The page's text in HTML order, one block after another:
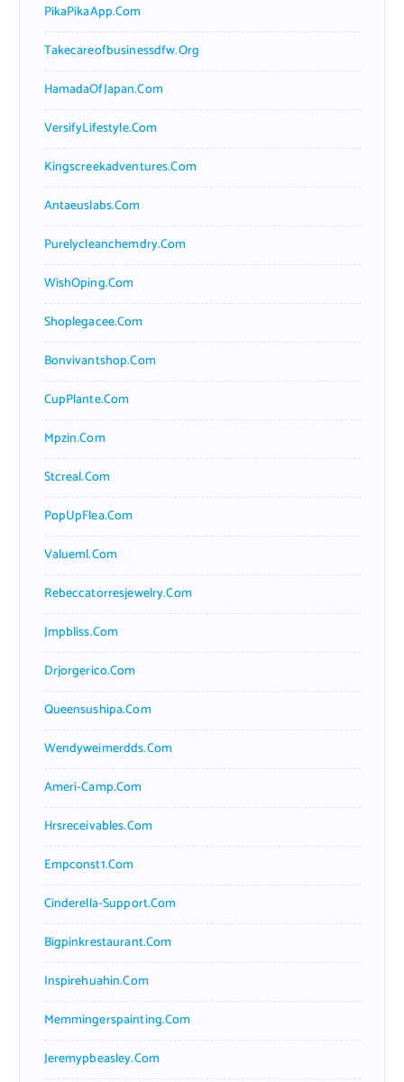
PikaPikaApp.com
Takecareofbusinessdfw.org
HamadaOfJapan.com
VersifyLifestyle.com
Kingscreekadventures.com
Antaeuslabs.com
Purelycleanchemdry.com
WishOping.com
Shoplegacee.com
Bonvivantshop.com
CupPlante.com
Mpzin.com
Stcreal.com
PopUpFlea.com
Valueml.com
Rebeccatorresjewelry.com
Jmpbliss.com
Drjorgerico.com
Queensushipa.com
Wendyweimerdds.com
Ameri-Camp.com
Hrsreceivables.com
Empconst1.com
Cinderella-Support.com
Bigpinkrestaurant.com
Inspirehuahin.com
Memmingerspainting.com
Jeremypbeasley.com